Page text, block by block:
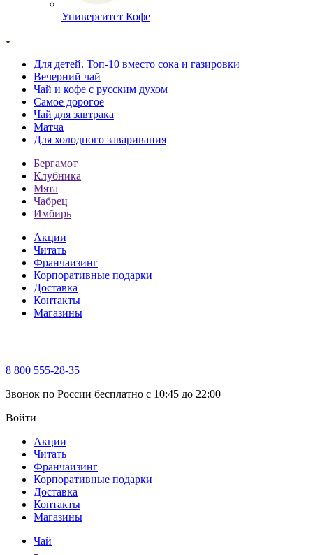
Университет Кофе
Для детей. Топ-10 вместо сока и газировки
Вечерний чай
Чай и кофе с русским духом
Самое дорогое
Чай для завтрака
Матча
Для холодного заваривания
Бергамот
Клубника
Мята
Чабрец
Имбирь
Акции
Читать
Франчаизинг
Корпоративные подарки
Доставка
Контакты
Магазины
8 800 555-28-35
Звонок по России бесплатно c 10:45 до 22:00
Войти
Акции
Читать
Франчаизинг
Корпоративные подарки
Доставка
Контакты
Магазины
Чай